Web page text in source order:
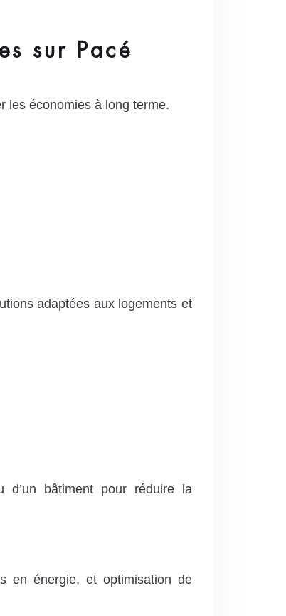
sur Pacé
les économies à long terme.
adaptées aux logements et
d’un bâtiment pour réduire la
en énergie, et optimisation de